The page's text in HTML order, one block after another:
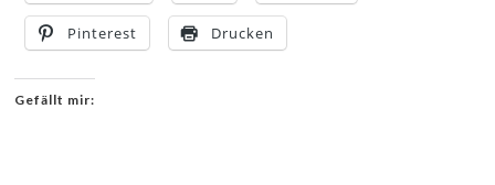
Pinterest Drucken
Gefällt mir: